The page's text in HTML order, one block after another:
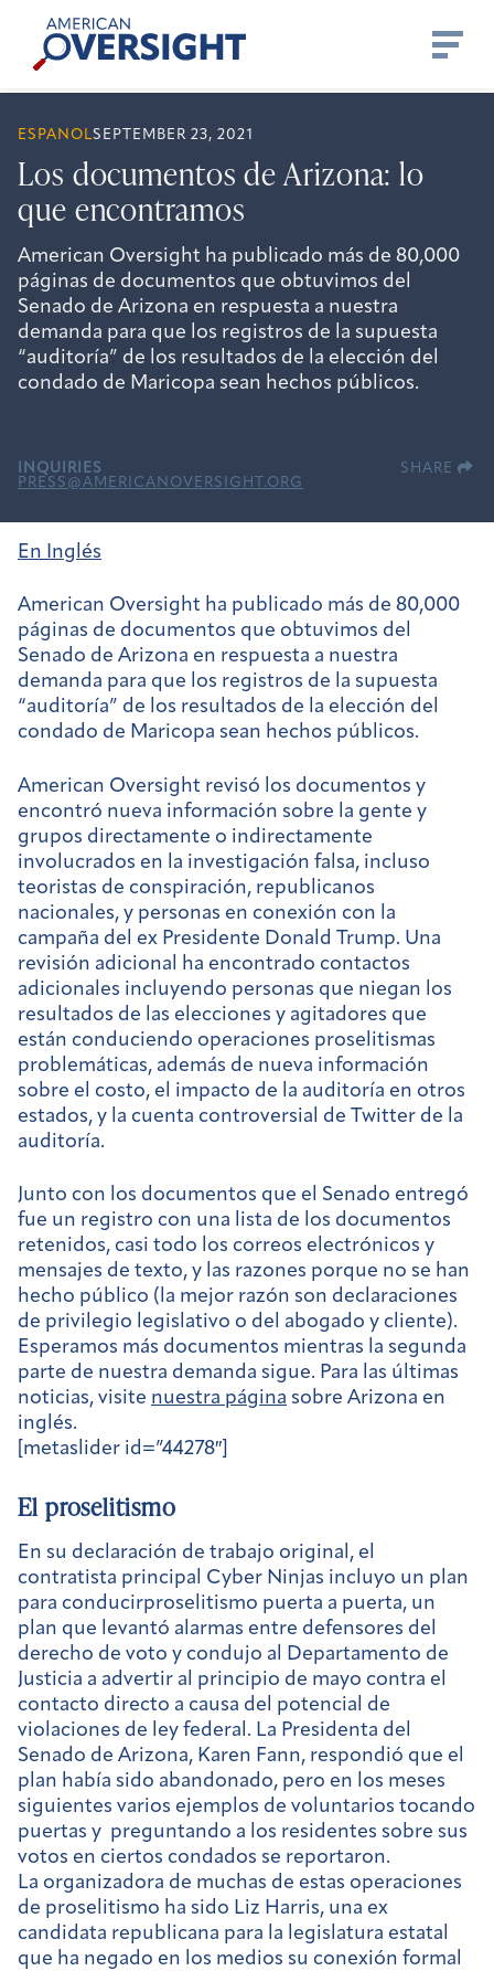
content
American
Oversight
ESPANOLSEPTEMBER 23, 2021
Los documentos de Arizona: lo
que encontramos
American Oversight ha publicado más de 80,000
páginas de documentos que obtuvimos del
Senado de Arizona en respuesta a nuestra
demanda para que los registros de la supuesta
“auditoría” de los resultados de la elección del
condado de Maricopa sean hechos públicos.
INQUIRIES
PRESS@AMERICANOVERSIGHT.ORG
SHARE
En Inglés
American Oversight ha publicado más de 80,000
páginas de documentos que obtuvimos del
Senado de Arizona en respuesta a nuestra
demanda para que los registros de la supuesta
“auditoría” de los resultados de la elección del
condado de Maricopa sean hechos públicos.
American Oversight revisó los documentos y
encontró nueva información sobre la gente y
grupos directamente o indirectamente
involucrados en la investigación falsa, incluso
teoristas de conspiración, republicanos
nacionales, y personas en conexión con la
campaña del ex Presidente Donald Trump. Una
revisión adicional ha encontrado contactos
adicionales incluyendo personas que niegan los
resultados de las elecciones y agitadores que
están conduciendo operaciones proselitismas
problemáticas, además de nueva información
sobre el costo, el impacto de la auditoría en otros
estados, y la cuenta controversial de Twitter de la
auditoría.
Junto con los documentos que el Senado entregó
fue un registro con una lista de los documentos
retenidos, casi todo los correos electrónicos y
mensajes de texto, y las razones porque no se han
hecho público (la mejor razón son declaraciones
de privilegio legislativo o del abogado y cliente).
Esperamos más documentos mientras la segunda
parte de nuestra demanda sigue. Para las últimas
noticias, visite nuestra página sobre Arizona en
inglés.
[metaslider id=”44278″]
El proselitismo
En su declaración de trabajo original, el
contratista principal Cyber Ninjas incluyo un plan
para conducirproselitismo puerta a puerta, un
plan que levantó alarmas entre defensores del
derecho de voto y condujo al Departamento de
Justicia a advertir al principio de mayo contra el
contacto directo a causa del potencial de
violaciones de ley federal. La Presidenta del
Senado de Arizona, Karen Fann, respondió que el
plan había sido abandonado, pero en los meses
siguientes varios ejemplos de voluntarios tocando
puertas y preguntando a los residentes sobre sus
votos en ciertos condados se reportaron.
La organizadora de muchas de estas operaciones
de proselitismo ha sido Liz Harris, una ex
candidata republicana para la legislatura estatal
que ha negado en los medios su conexión formal